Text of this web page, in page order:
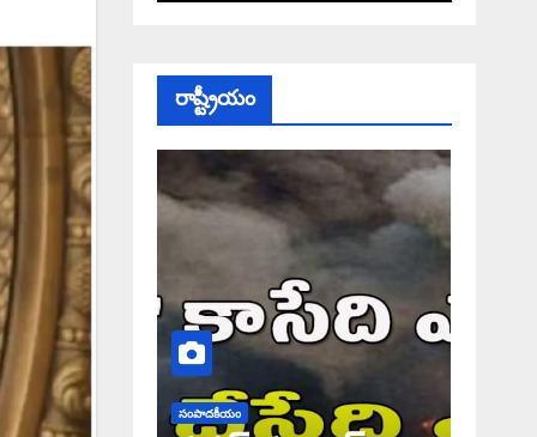
రాష్ట్రీయం
సంపాదకీయం